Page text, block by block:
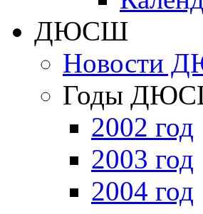
ДЮСШ
Новости
Годы
2002 год
2003 год
2004 год